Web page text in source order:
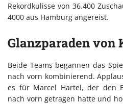
Rekordkulisse von 36.400
4000 aus Hamburg angereist.
Glanzparaden von
Beide Teams begannen das
nach vorn kombinierend.
es für Marcel Hartel, der den
nach vorn getragen hatte und